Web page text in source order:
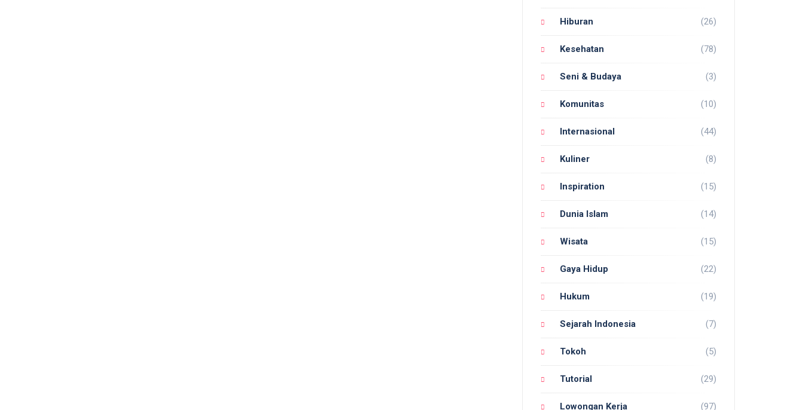
Hiburan (26)
Kesehatan (78)
Seni & Budaya (3)
Komunitas (10)
Internasional (44)
Kuliner (8)
Inspiration (15)
Dunia Islam (14)
Wisata (15)
Gaya Hidup (22)
Hukum (19)
Sejarah Indonesia (7)
Tokoh (5)
Tutorial (29)
Lowongan Kerja (97)